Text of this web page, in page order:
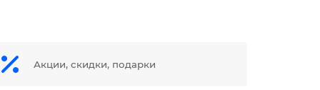
Акции, скидки, подарки